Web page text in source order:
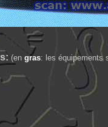
(en gras: les équipements